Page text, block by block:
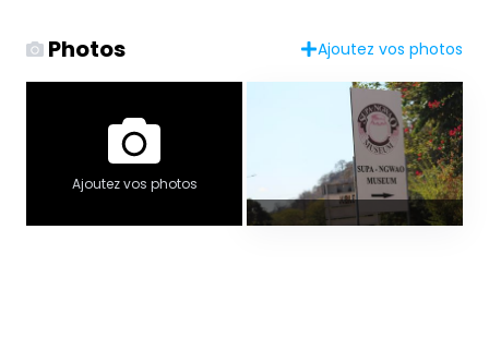
Photos Ajoutez vos photos
Ajoutez vos photos